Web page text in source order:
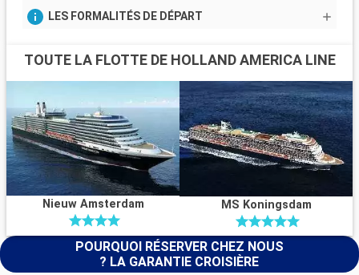
LES FORMALITÉS DE DÉPART
TOUTE LA FLOTTE DE HOLLAND AMERICA LINE
Nieuw Amsterdam MS Koningsdam
POURQUOI RÉSERVER CHEZ NOUS
? LA GARANTIE CROISIÈRE